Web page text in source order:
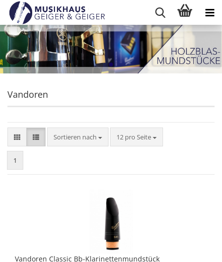
Vandoren
Sortieren nach
Sortieren nach 12 pro Seite
pro Seite
1
Vandoren Classic Bb-Klarinettenmundstück